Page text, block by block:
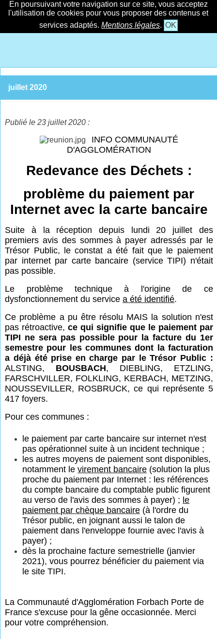
En poursuivant votre navigation sur ce site, vous acceptez
l'utilisation de cookies pour vous proposer des contenus et
services adaptés. Mentions légales. OK
juillet 2020
Publié le 23 juillet 2020 :
INFO COMMUNAUTÉ
D'AGGLOMÉRATION
Redevance des Déchets :
problème du paiement par
Internet avec la carte bancaire
Suite à la réception depuis lundi 20 juillet des
premiers avis des sommes à payer adressés par le
Trésor Public, le constat a été fait que le paiement
par internet par carte bancaire (service TIPI) n'était
pas possible.
Le problème technique à l'origine de ce
dysfonctionnement du servicea été identifié.
Ce problème a pu être résolu MAIS la solution n'est
pas rétroactive,ce qui signifie que le paiement par
TIPI ne sera pas possible pour la facture du 1er
semestre pour les communes dont la facturation
a déjà été prise en charge par le Trésor Public :
ALSTING, BOUSBACH, DIEBLING, ETZLING,
FARSCHVILLER, FOLKLING, KERBACH, METZING,
NOUSSEVILLER, ROSBRUCK, ce qui représente 5
417 foyers.
Pour ces communes :
le paiement par carte bancaire sur internet n'est
pas opérationnel suite à un incident technique ;
les autres moyens de paiement sont disponibles,
notamment levirement bancaire (solution la plus
proche du paiement par Internet : les références
du compte bancaire du comptable public figurent
au verso de l'avis des sommes à payer) ; le
paiement par chèque bancaire (à l'ordre du
Trésor public, en joignant aussi le talon de
paiement dans l'enveloppe fournie avec l'avis à
payer) ;
dès la prochaine facture semestrielle (janvier
2021), vous pourrez bénéficier du paiement via
le site TIPI.
La Communauté d'Agglomération Forbach Porte de
France s'excuse pour la gêne occasionnée. Merci
pour votre compréhension.